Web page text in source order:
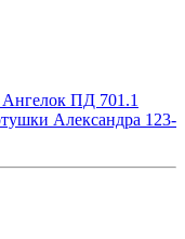
ПД 701.1
Александра 123-